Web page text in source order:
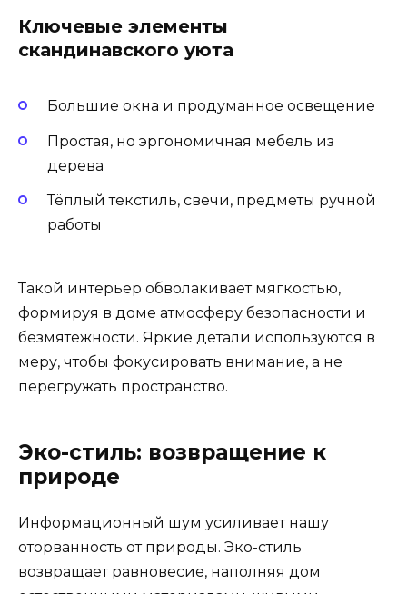
Ключевые элементы
скандинавского уюта
Большие окна и продуманное освещение
Простая, но эргономичная мебель из
дерева
Тёплый текстиль, свечи, предметы ручной
работы
Такой интерьер обволакивает мягкостью,
формируя в доме атмосферу безопасности и
безмятежности. Яркие детали используются в
меру, чтобы фокусировать внимание, а не
перегружать пространство.
Эко-стиль: возвращение к
природе
Информационный шум усиливает нашу
оторванность от природы. Эко-стиль
возвращает равновесие, наполняя дом